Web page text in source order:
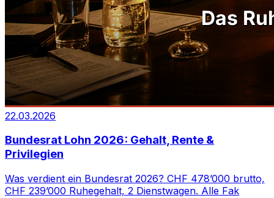
22.03.2026
Bundesrat Lohn 2026: Gehalt, Rente &
Privilegien
Was verdient ein Bundesrat 2026? CHF 478’000 brutto,
CHF 239’000 Ruhegehalt, 2 Dienstwagen. Alle Fak